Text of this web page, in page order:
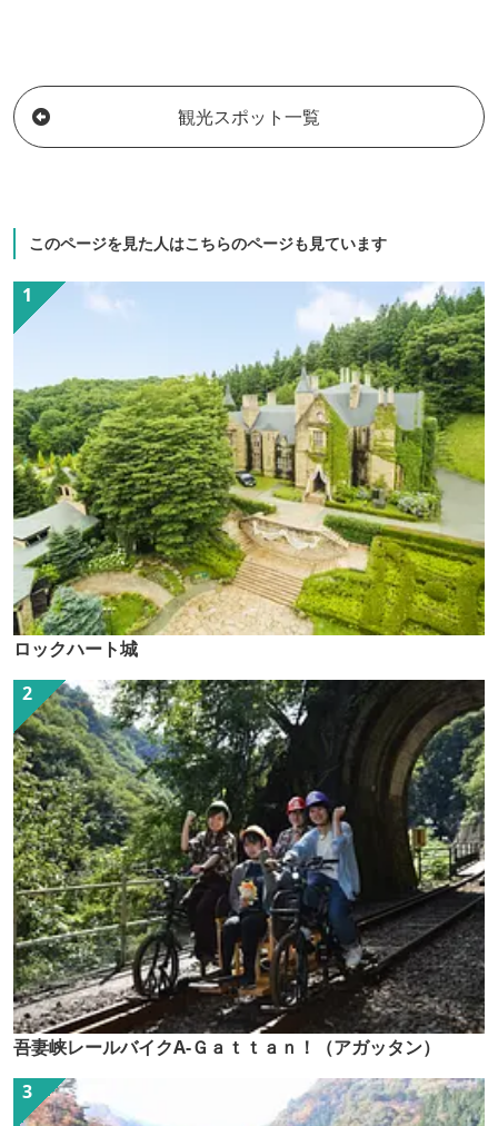
観光スポット一覧
このページを見た人はこちらのページも見ています
ロックハート城
吾妻峡レールバイクA-Ｇａｔｔａｎ！（アガッタン）